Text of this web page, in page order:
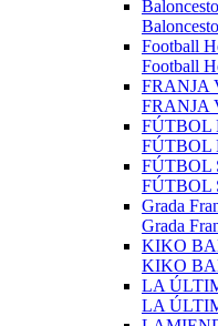
Baloncesto
Baloncesto
Football
Football
FRANJA
FRANJA
FÚTBOL
FÚTBOL
FÚTBOL
FÚTBOL
Grada
Grada
KIKO
KIKO
LA
LA